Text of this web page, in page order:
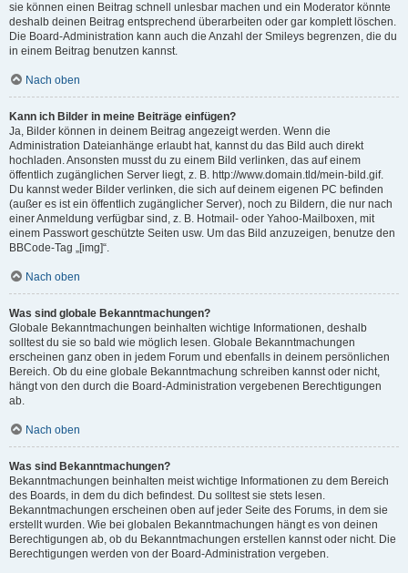
sie können einen Beitrag schnell unlesbar machen und ein Moderator könnte
deshalb deinen Beitrag entsprechend überarbeiten oder gar komplett löschen.
Die Board-Administration kann auch die Anzahl der Smileys begrenzen, die du
in einem Beitrag benutzen kannst.
Nach oben
Kann ich Bilder in meine Beiträge einfügen?
Ja, Bilder können in deinem Beitrag angezeigt werden. Wenn die
Administration Dateianhänge erlaubt hat, kannst du das Bild auch direkt
hochladen. Ansonsten musst du zu einem Bild verlinken, das auf einem
öffentlich zugänglichen Server liegt, z. B. http://www.domain.tld/mein-bild.gif.
Du kannst weder Bilder verlinken, die sich auf deinem eigenen PC befinden
(außer es ist ein öffentlich zugänglicher Server), noch zu Bildern, die nur nach
einer Anmeldung verfügbar sind, z. B. Hotmail- oder Yahoo-Mailboxen, mit
einem Passwort geschützte Seiten usw. Um das Bild anzuzeigen, benutze den
BBCode-Tag „[img]“.
Nach oben
Was sind globale Bekanntmachungen?
Globale Bekanntmachungen beinhalten wichtige Informationen, deshalb
solltest du sie so bald wie möglich lesen. Globale Bekanntmachungen
erscheinen ganz oben in jedem Forum und ebenfalls in deinem persönlichen
Bereich. Ob du eine globale Bekanntmachung schreiben kannst oder nicht,
hängt von den durch die Board-Administration vergebenen Berechtigungen
ab.
Nach oben
Was sind Bekanntmachungen?
Bekanntmachungen beinhalten meist wichtige Informationen zu dem Bereich
des Boards, in dem du dich befindest. Du solltest sie stets lesen.
Bekanntmachungen erscheinen oben auf jeder Seite des Forums, in dem sie
erstellt wurden. Wie bei globalen Bekanntmachungen hängt es von deinen
Berechtigungen ab, ob du Bekanntmachungen erstellen kannst oder nicht. Die
Berechtigungen werden von der Board-Administration vergeben.